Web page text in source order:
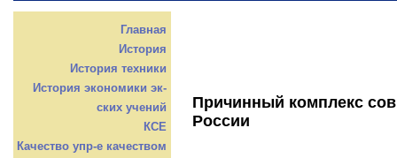
Главная
История
История техники
История экономики эк-
ских учений
КСЕ
Качество упр-е качеством
Причинный комплекс
России